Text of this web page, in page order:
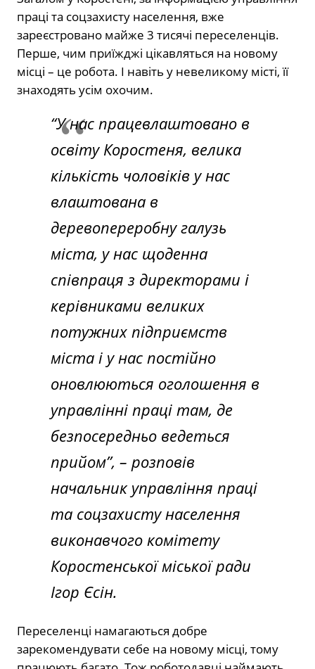
праці та соцзахисту населення, вже
зареєстровано майже 3 тисячі переселенців.
Перше, чим приїжджі цікавляться на новому
місці – це робота. І навіть у невеликому місті, її
знаходять усім охочим.
“У нас працевлаштовано в
освіту Коростеня, велика
кількість чоловіків у нас
влаштована в
деревопереробну галузь
міста, у нас щоденна
співпраця з директорами і
керівниками великих
потужних підприємств
міста і у нас постійно
оновлюються оголошення в
управлінні праці там, де
безпосередньо ведеться
прийом”, – розповів
начальник управління праці
та соцзахисту населення
виконавчого комітету
Коростенської міської ради
Ігор Єсін.
Переселенці намагаються добре
зарекомендувати себе на новому місці, тому